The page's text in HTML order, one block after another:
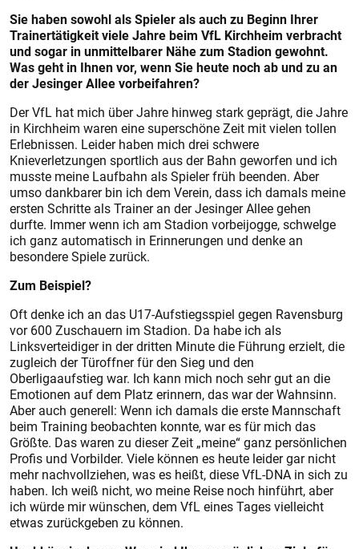
Sie haben sowohl als Spieler als auch zu Beginn Ihrer
Trainertätigkeit viele Jahre beim VfL Kirchheim verbracht
und sogar in unmittelbarer Nähe zum Stadion gewohnt.
Was geht in Ihnen vor, wenn Sie heute noch ab und zu an
der Jesinger Allee vorbeifahren?
Der VfL hat mich über Jahre hinweg stark geprägt, die Jahre
in Kirchheim waren eine superschöne Zeit mit vielen tollen
Erlebnissen. Leider haben mich drei schwere
Knieverletzungen sportlich aus der Bahn geworfen und ich
musste meine Laufbahn als Spieler früh beenden. Aber
umso dankbarer bin ich dem Verein, dass ich damals meine
ersten Schritte als Trainer an der Jesinger Allee gehen
durfte. Immer wenn ich am Stadion vorbeijogge, schwelge
ich ganz automatisch in Erinnerungen und denke an
besondere Spiele zurück.
Zum Beispiel?
Oft denke ich an das U17-Aufstiegsspiel gegen Ravensburg
vor 600 Zuschauern im Stadion. Da habe ich als
Linksverteidiger in der dritten Minute die Führung erzielt, die
zugleich der Türoffner für den Sieg und den
Oberligaaufstieg war. Ich kann mich noch sehr gut an die
Emotionen auf dem Platz erinnern, das war der Wahnsinn.
Aber auch generell: Wenn ich damals die erste Mannschaft
beim Training beobachten konnte, war es für mich das
Größte. Das waren zu dieser Zeit „meine“ ganz persönlichen
Profis und Vorbilder. Viele können es heute leider gar nicht
mehr nachvollziehen, was es heißt, diese VfL-DNA in sich zu
haben. Ich weiß nicht, wo meine Reise noch hinführt, aber
ich würde mir wünschen, dem VfL eines Tages vielleicht
etwas zurückgeben zu können.